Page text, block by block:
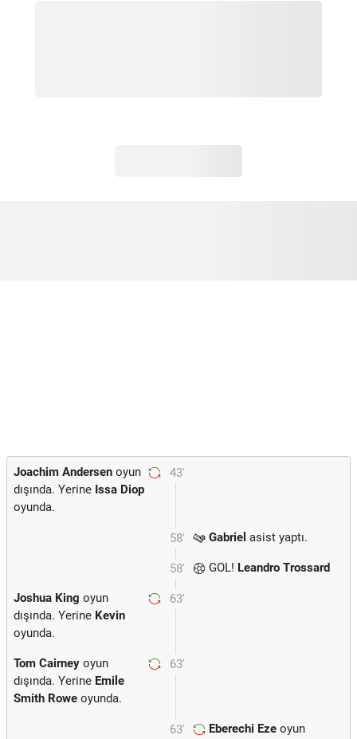
43'
Joachim Andersen oyun
dışında. Yerine Issa Diop
oyunda.
58' Gabriel asist yaptı.
58' GOL! Leandro Trossard
63'
Joshua King oyun
dışında. Yerine Kevin
oyunda.
63'
Tom Cairney oyun
dışında. Yerine Emile
Smith Rowe oyunda.
63' Eberechi Eze oyun